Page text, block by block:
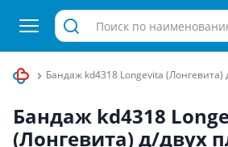
Бандаж kd4318 Longevita (Лонгевита)
Бандаж kd4318
(Лонгевита) д/двух